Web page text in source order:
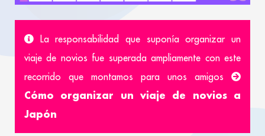
La responsabilidad que suponía organizar un
viaje de novios fue superada ampliamente con este
recorrido que montamos para unos amigos
Cómo organizar un viaje de novios a
Japón